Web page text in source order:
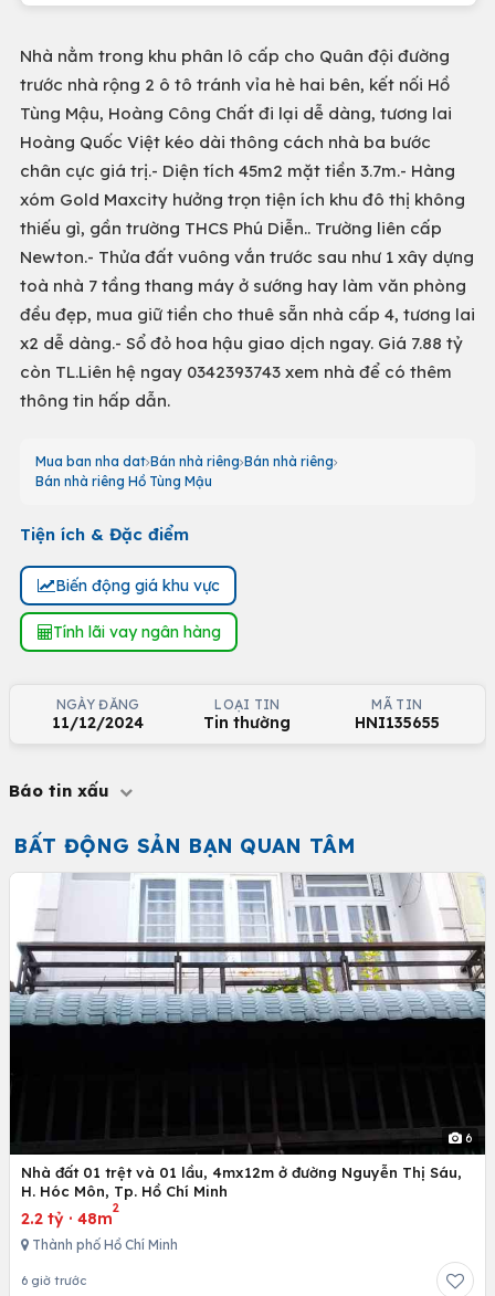
Nhà nằm trong khu phân lô cấp cho Quân đội đường
trước nhà rộng 2 ô tô tránh vỉa hè hai bên, kết nối Hồ
Tùng Mậu, Hoàng Công Chất đi lại dễ dàng, tương lai
Hoàng Quốc Việt kéo dài thông cách nhà ba bước
chân cực giá trị.- Diện tích 45m2 mặt tiền 3.7m.- Hàng
xóm Gold Maxcity hưởng trọn tiện ích khu đô thị không
thiếu gì, gần trường THCS Phú Diễn.. Trường liên cấp
Newton.- Thửa đất vuông vắn trước sau như 1 xây dựng
toà nhà 7 tầng thang máy ở sướng hay làm văn phòng
đều đẹp, mua giữ tiền cho thuê sẵn nhà cấp 4, tương lai
x2 dễ dàng.- Sổ đỏ hoa hậu giao dịch ngay. Giá 7.88 tỷ
còn TL.Liên hệ ngay 0342393743 xem nhà để có thêm
thông tin hấp dẫn.
Mua ban nha dat Bán nhà riêng Bán nhà riêng
Bán nhà riêng Hồ Tùng Mậu
Tiện ích & Đặc điểm
Biến động giá khu vực
Tính lãi vay ngân hàng
NGÀY ĐĂNG
11/12/2024
LOẠI TIN
Tin thường
MÃ TIN
HNI135655
Báo tin xấu
BẤT ĐỘNG SẢN BẠN QUAN TÂM
6
Nhà đất 01 trệt và 01 lầu, 4mx12m ở đường Nguyễn Thị Sáu,
H. Hóc Môn, Tp. Hồ Chí Minh
2.2 tỷ · 48m
2
Thành phố Hồ Chí Minh
6 giờ trước